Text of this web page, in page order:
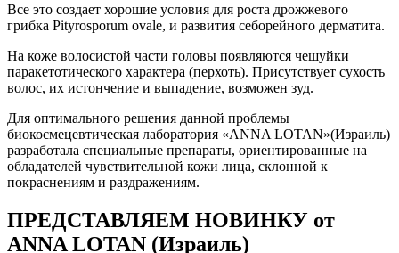
Все это создает хорошие условия для роста дрожжевого
грибка Pityrosporum ovale, и развития себорейного дерматита.
На коже волосистой части головы появляются чешуйки
паракетотического характера (перхоть). Присутствует сухость
волос, их истончение и выпадение, возможен зуд.
Для оптимального решения данной проблемы
биокосмецевтическая лаборатория «ANNA LOTAN»(Израиль)
разработала специальные препараты, ориентированные на
обладателей чувствительной кожи лица, склонной к
покраснениям и раздражениям.
ПРЕДСТАВЛЯЕМ НОВИНКУ от
ANNA LOTAN (Израиль)